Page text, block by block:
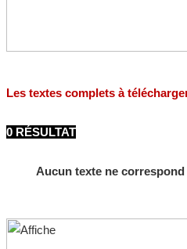
Les textes complets à
0 RÉSULTAT
Aucun texte ne